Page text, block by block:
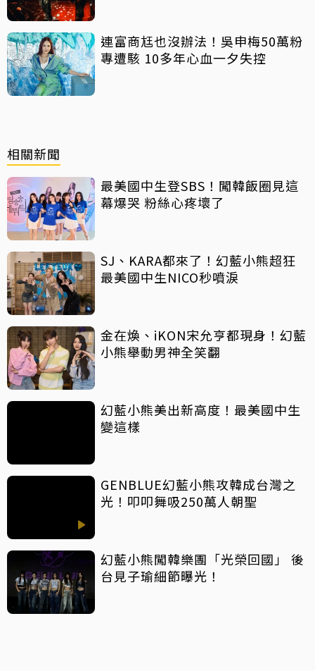
連富商尪也沒辦法！吳申梅50萬粉
專遭駭 10多年心血一夕失控
相關新聞
最美國中生登SBS！闖韓飯圈見這
幕爆哭 粉絲心疼壞了
SJ、KARA都來了！幻藍小熊超狂
最美國中生NICO秒噴淚
金在煥、iKON宋允亨都現身！幻藍
小熊舉動男神全笑翻
幻藍小熊美出新高度！最美國中生
變這樣
GENBLUE幻藍小熊攻韓成台灣之
光！叩叩舞吸250萬人朝聖
幻藍小熊闖韓樂團「光榮回國」 後
台見子瑜細節曝光！